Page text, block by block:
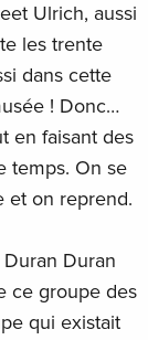
Ulrich, aussi
les trente
dans cette
! Donc…
en faisant des
temps. On se
et on reprend.
Duran
ce groupe des
qui existait